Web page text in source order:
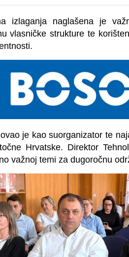
izlaganja naglašena je
vlasničke strukture te
je kao suorganizator te
Hrvatske. Direktor
važnoj temi za dugoročnu